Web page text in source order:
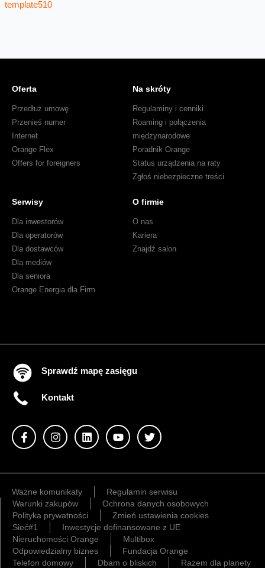
Oferta
Przedłuż umowę
Przenieś numer
Internet
Orange Flex
Offers for foreigners
Na skróty
Regulaminy i cenniki
Roaming i połączenia
międzynarodowe
Poradnik Orange
Status urządzenia na raty
Zgłoś niebezpieczne treści
Serwisy
Dla inwestorów
Dla operatorów
Dla dostawców
Dla mediów
Dla seniora
Orange Energia dla Firm
O firmie
O nas
Kariera
Znajdź salon
Sprawdź mapę zasięgu
Kontakt
Ważne komunikaty
Regulamin serwisu
Warunki zakupów
Ochrona danych osobowych
Polityka prywatności
Zmień ustawienia cookies
Sieć#1
Inwestycje dofinansowane z UE
Nieruchomości Orange
Multibox
Odpowiedzialny biznes
Fundacja Orange
Telefon domowy
Dbam o bliskich Razem dla planety